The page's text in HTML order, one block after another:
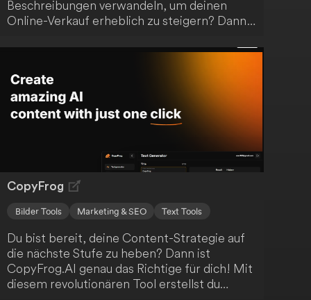
Beschreibungen verwandeln, um deinen
Online-Verkauf erheblich zu steigern? Dann
Lösung, um deine Produkte effektiv zu
CopyFrog
Bilder Tools Marketing & SEO Text Tools
Du bist bereit, deine Content-Strategie auf
die nächste Stufe zu heben? Dann ist
CopyFrog.AI genau das Richtige für dich! Mit
diesem revolutionären Tool erstellst du